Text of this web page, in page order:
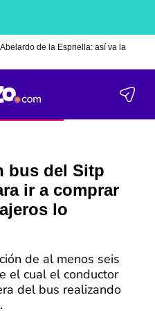
de la Espriella: así va la
bus del Sitp
ir a comprar
lo
de al menos seis
el cual el conductor
del bus realizando